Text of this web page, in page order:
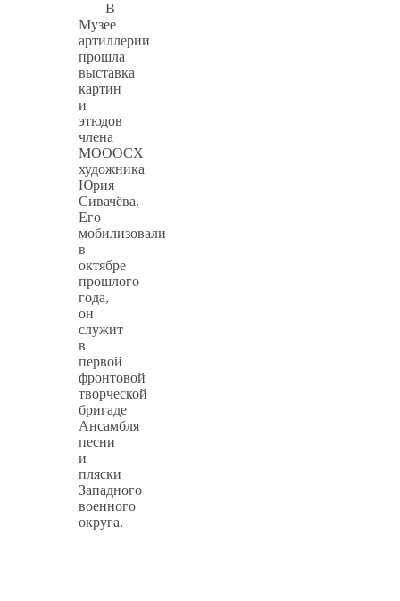
В
Музее
артиллерии
прошла
выставка
картин
и
этюдов
члена
МОООСХ
художника
Юрия
Сивачёва.
Его
мобилизовали
в
октябре
прошлого
года,
он
служит
в
первой
фронтовой
творческой
бригаде
Ансамбля
песни
и
пляски
Западного
военного
округа.